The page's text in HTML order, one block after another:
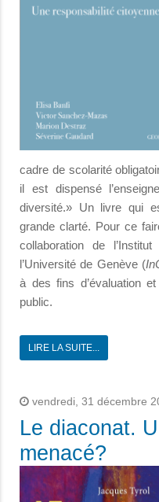
cadre de scolarité
il est dispensé
diversité.» Un livre qui
grande clarté. Pour ce
collaboration de
l’Université de Genève (
à des fins d’évaluation
public.
LIRE LA SUITE...
vendredi, 31 décembre
Le diaconat.
menacé?